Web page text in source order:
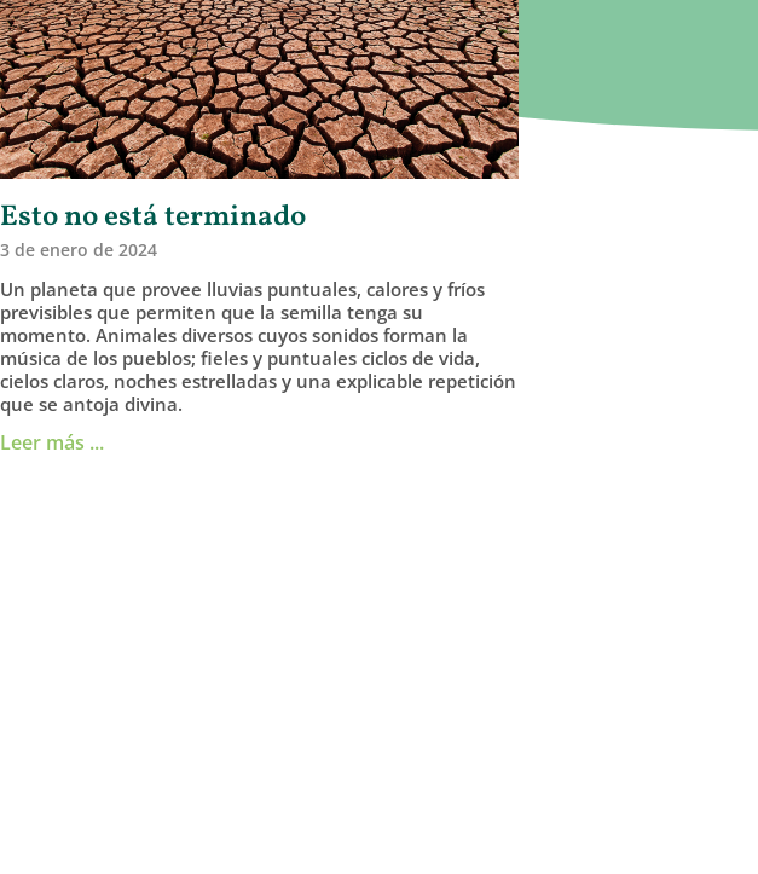
Esto no está terminado
3 de enero de 2024
Un planeta que provee lluvias puntuales, calores y fríos
previsibles que permiten que la semilla tenga su
momento. Animales diversos cuyos sonidos forman la
música de los pueblos; fieles y puntuales ciclos de vida,
cielos claros, noches estrelladas y una explicable repetición
que se antoja divina.
Leer más ...